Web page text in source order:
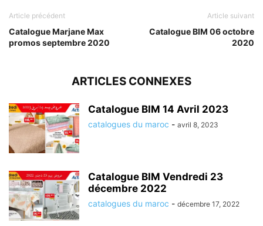
Article précédent
Catalogue Marjane Max
promos septembre 2020
Article suivant
Catalogue BIM 06 octobre
2020
ARTICLES CONNEXES
Catalogue BIM 14 Avril 2023
catalogues du maroc - avril 8, 2023
Catalogue BIM Vendredi 23
décembre 2022
catalogues du maroc - décembre 17, 2022